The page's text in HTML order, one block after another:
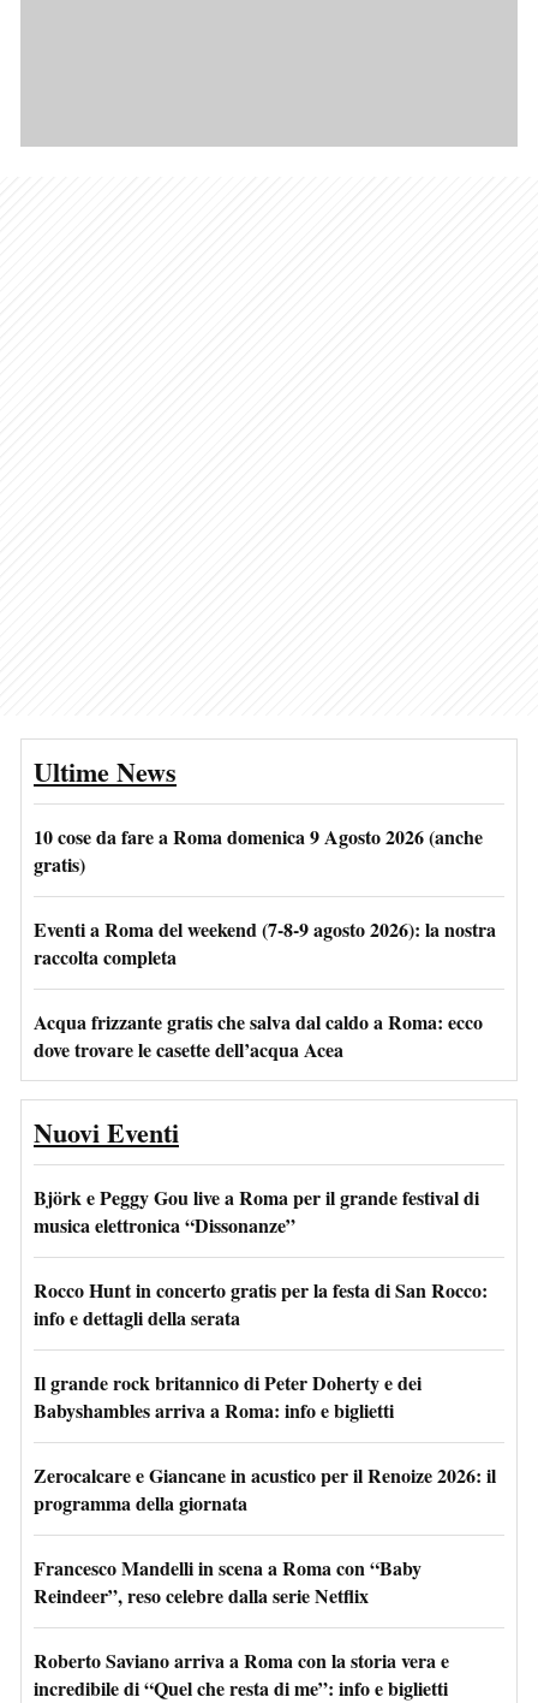
Ultime News
10 cose da fare a Roma domenica 9 Agosto 2026 (anche
gratis)
Eventi a Roma del weekend (7-8-9 agosto 2026): la nostra
raccolta completa
Acqua frizzante gratis che salva dal caldo a Roma: ecco
dove trovare le casette dell’acqua Acea
Nuovi Eventi
Björk e Peggy Gou live a Roma per il grande festival di
musica elettronica “Dissonanze”
Rocco Hunt in concerto gratis per la festa di San Rocco:
info e dettagli della serata
Il grande rock britannico di Peter Doherty e dei
Babyshambles arriva a Roma: info e biglietti
Zerocalcare e Giancane in acustico per il Renoize 2026: il
programma della giornata
Francesco Mandelli in scena a Roma con “Baby
Reindeer”, reso celebre dalla serie Netflix
Roberto Saviano arriva a Roma con la storia vera e
incredibile di “Quel che resta di me”: info e biglietti